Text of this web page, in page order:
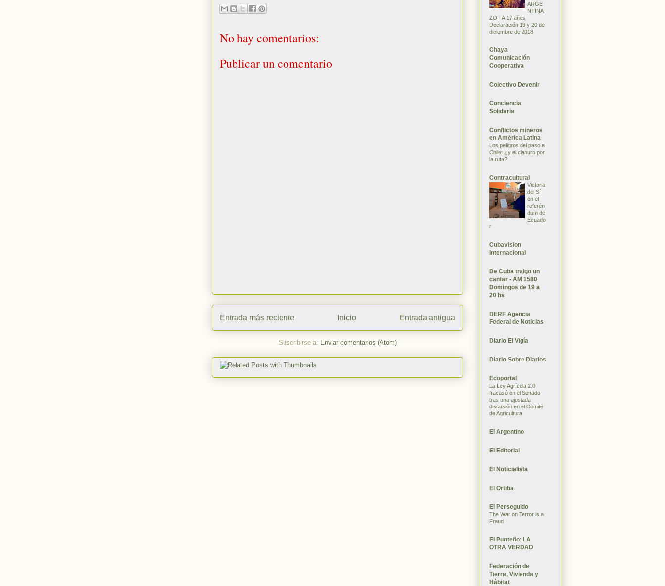
No hay comentarios:
Publicar un comentario
Entrada más reciente Entrada antigua
Inicio
Suscribirse a: Enviar comentarios (Atom)
ARGE
NTINA
ZO - A 17 años,
Declaración 19 y 20 de
diciembre de 2018
Chaya
Comunicación
Cooperativa
Colectivo Devenir
Conciencia
Solidaria
Conflictos mineros
en América Latina
Los peligros del paso a
Chile: ¿y el cianuro por
la ruta?
Contracultural
Victoria
del Sí
en el
referén
dum de
Ecuado
r
Cubavision
Internacional
De Cuba traigo un
cantar - AM 1580
Domingos de 19 a
20 hs
DERF Agencia
Federal de Noticias
Diario El Vigía
Diario Sobre Diarios
Ecoportal
La Ley Agrícola 2.0
fracasó en el Senado
tras una ajustada
discusión en el Comité
de Agricultura
El Argentino
El Editorial
El Noticialista
El Ortiba
El Perseguido
The War on Terror is a
Fraud
El Punteño: LA
OTRA VERDAD
Federación de
Tierra, Vivienda y
Hábitat